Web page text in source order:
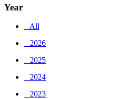
Year
_ All
_ 2026
_ 2025
_ 2024
_ 2023